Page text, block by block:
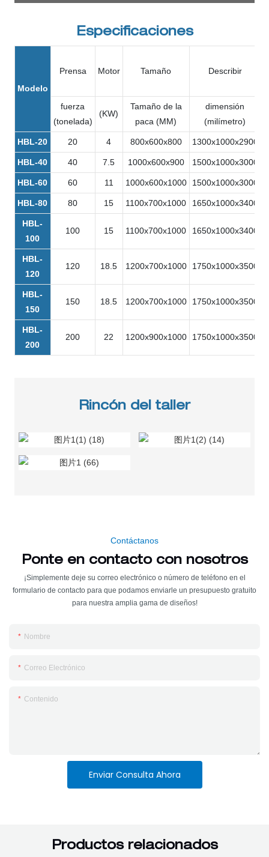
Especificaciones
Modelo
Prensa Motor Tamaño Describir
fuerza
(tonelada)
(KW)
Tamaño de la
paca (MM)
dimensión
(milímetro)
HBL-20 20 4 800x600x800 1300x1000x2900
HBL-40 40 7.5 1000x600x900 1500x1000x3000
HBL-60 60 11 1000x600x1000 1500x1000x3000
HBL-80 80 15 1100x700x1000 1650x1000x3400
HBL-
100
100 15 1100x700x1000 1650x1000x3400
HBL-
120
120 18.5 1200x700x1000 1750x1000x3500
HBL-
150
150 18.5 1200x700x1000 1750x1000x3500
HBL-
200
200 22 1200x900x1000 1750x1000x3500
Rincón del taller
Contáctanos
Ponte en contacto con nosotros
¡Simplemente deje su correo electrónico o número de teléfono en el
formulario de contacto para que podamos enviarle un presupuesto gratuito
para nuestra amplia gama de diseños!
Nombre
Correo Electrónico
Contenido
Enviar Consulta Ahora
Productos relacionados